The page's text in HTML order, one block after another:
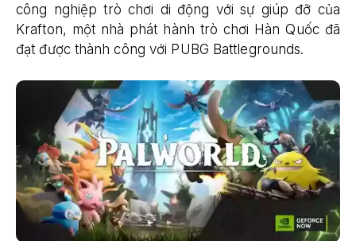
công nghiệp trò chơi di động với sự giúp đỡ của
Krafton, một nhà phát hành trò chơi Hàn Quốc đã
đạt được thành công với PUBG Battlegrounds.